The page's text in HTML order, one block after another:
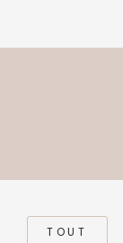
TOUT